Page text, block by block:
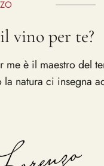
il vino per te?
me è il maestro del
la natura ci insegna